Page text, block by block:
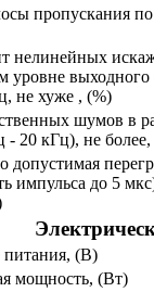
пропускания
нелинейных
уровне выходного
не хуже , (%)
шумов в
- 20 кГц), не
допустимая
импульса до 5
(В)
мощность, (Вт)